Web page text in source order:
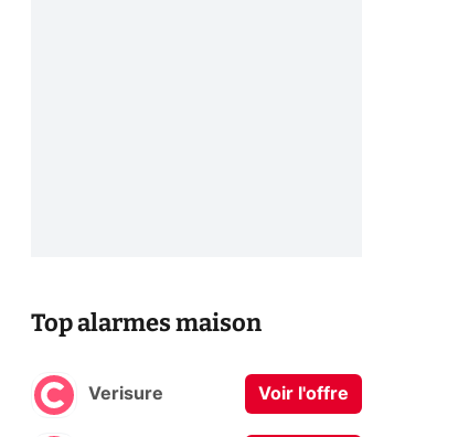
Top alarmes maison
Verisure Voir l'offre